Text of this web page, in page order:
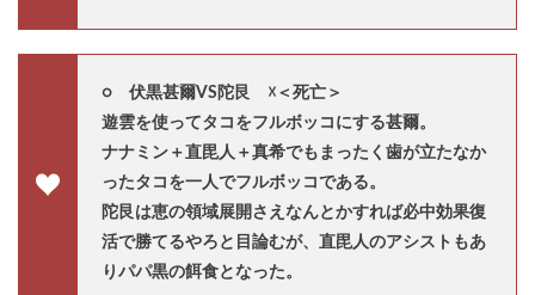
○ 伏黒甚爾VS陀艮 ☓ ＜死亡＞
遊雲を使ってタコをフルボッコにする甚爾。
ナナミン＋直毘人＋真希でもまったく歯が立たなか
ったタコを一人でフルボッコである。
陀艮は恵の領域展開さえなんとかすれば必中効果復
活で勝てるやろと目論むが、直毘人のアシストもあ
りパパ黒の餌食となった。